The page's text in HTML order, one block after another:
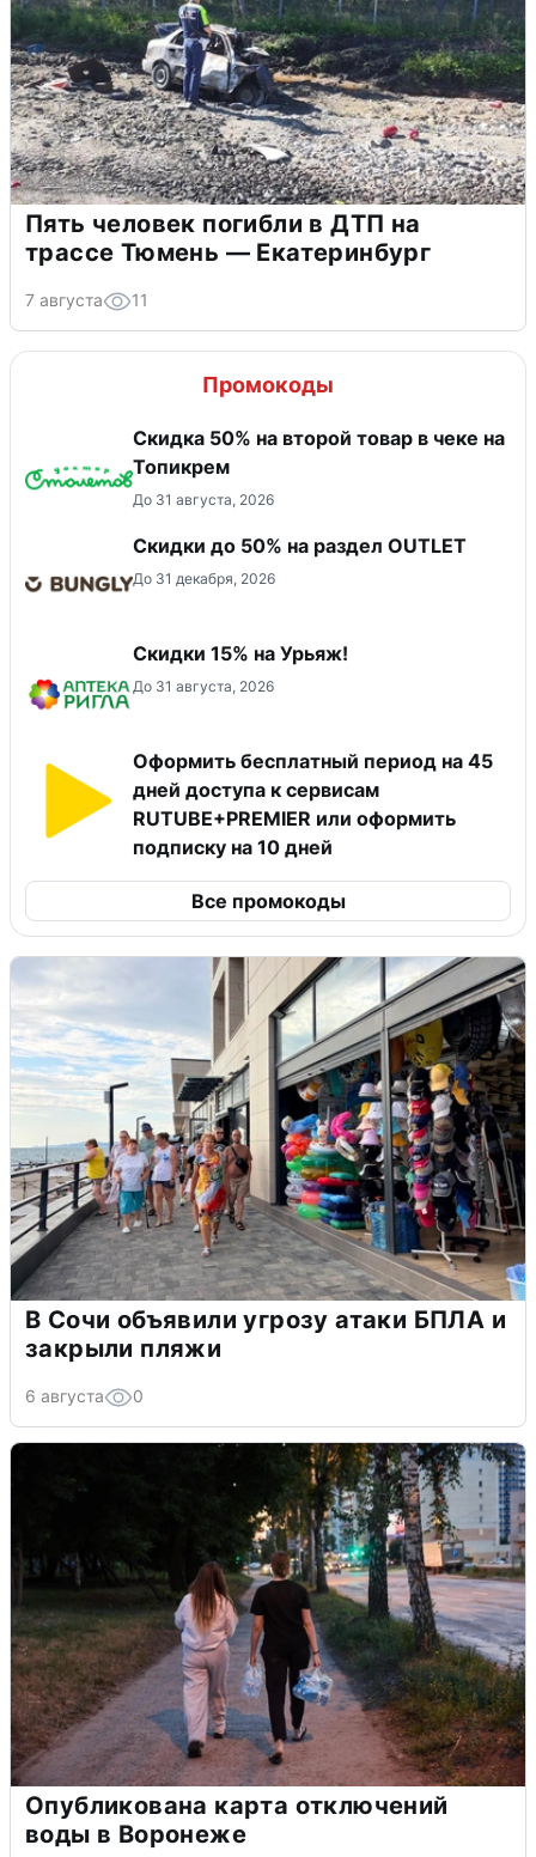
Пять человек погибли в ДТП на
трассе Тюмень — Екатеринбург
7 августа 11
Промокоды
Скидка 50% на второй товар в чеке на
Топикрем
До 31 августа, 2026
Скидки до 50% на раздел OUTLET
До 31 декабря, 2026
Скидки 15% на Урьяж!
До 31 августа, 2026
Оформить бесплатный период на 45
дней доступа к сервисам
RUTUBE+PREMIER или оформить
подписку на 10 дней
Все промокоды
В Сочи объявили угрозу атаки БПЛА и
закрыли пляжи
6 августа 0
Опубликована карта отключений
воды в Воронеже